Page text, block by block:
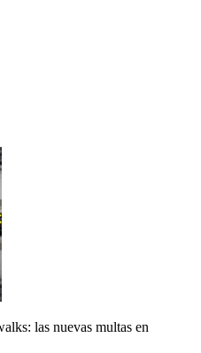
las nuevas multas en